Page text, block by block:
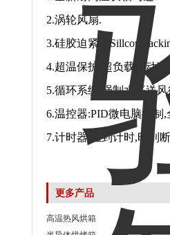
2.涡轮风扇.
3.硅胶迫紧（Sillcon
4.超温保护,超负载自动
5.循环系统:强制水平送
6.温控器:PID微电脑控制
7.计时器:温到计时,时到
更多产品
高温热风烘箱